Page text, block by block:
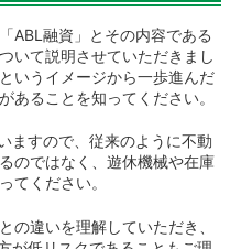
ABL融資」とその内容である
いて説明させていただきまし
いうイメージから一歩進んだ
あることを知ってください。
ますので、従来のように不動
のではなく、遊休機械や在庫
てください。
の違いを理解していただき、